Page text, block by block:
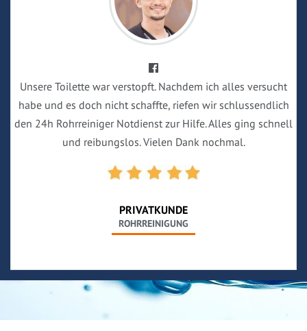
Unsere Toilette war verstopft. Nachdem ich alles versucht
habe und es doch nicht schaffte, riefen wir schlussendlich
den 24h Rohrreiniger Notdienst zur Hilfe. Alles ging schnell
und reibungslos. Vielen Dank nochmal.
PRIVATKUNDE
ROHRREINIGUNG